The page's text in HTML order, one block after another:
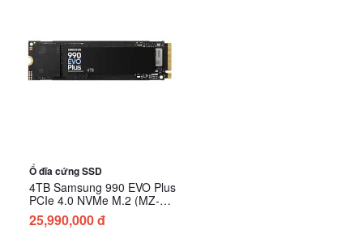
Ổ đĩa cứng SSD
4TB Samsung 990 EVO Plus
PCIe 4.0 NVMe M.2 (MZ-
V9S4T0BW)
25,990,000 đ